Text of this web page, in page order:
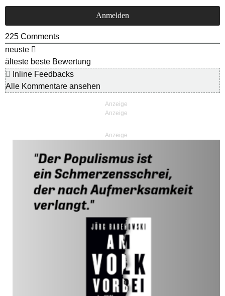
225 Comments
neuste
älteste beste Bewertung
Inline Feedbacks
Alle Kommentare ansehen
Anzeige